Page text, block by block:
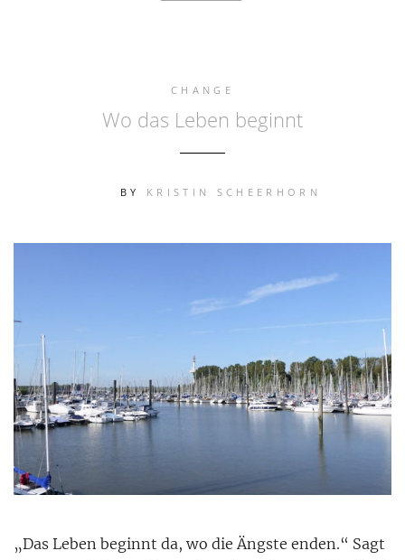
CHANGE
Wo das Leben beginnt
BY KRISTIN SCHEERHORN
„Das Leben beginnt da, wo die Ängste enden.“ Sagt